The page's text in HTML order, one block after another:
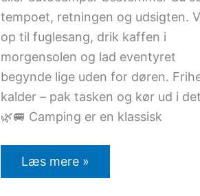
tempoet, retningen og udsigten.
op til fuglesang, drik kaffen i
morgensolen og lad eventyret
begynde lige uden for døren.
kalder – pak tasken og kør ud i
🌿🚐 Camping er en klassisk
Læs mere »